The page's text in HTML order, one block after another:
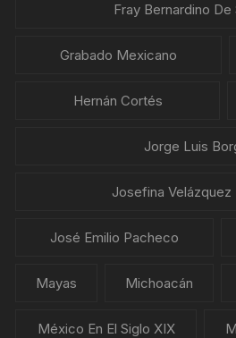
Fray Bernardino De
Grabado Mexicano
Hernán Cortés
Jorge Luis
Josefina Velázquez
José Emilio Pacheco
Mayas Michoacán
México En El Siglo XIX